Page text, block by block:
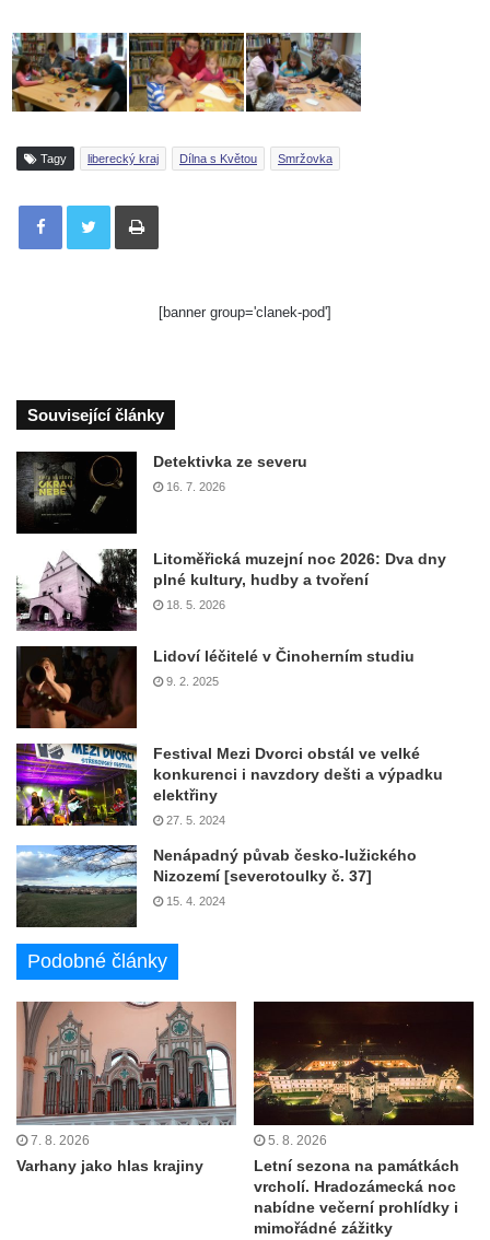
Tagy liberecký kraj Dílna s Květou Smržovka
Tisknout
[banner group='clanek-pod']
Související články
Detektivka ze severu
16. 7. 2026
Litoměřická muzejní noc 2026: Dva dny
plné kultury, hudby a tvoření
18. 5. 2026
Lidoví léčitelé v Činoherním studiu
9. 2. 2025
Festival Mezi Dvorci obstál ve velké
konkurenci i navzdory dešti a výpadku
elektřiny
27. 5. 2024
Nenápadný půvab česko-lužického
Nizozemí [severotoulky č. 37]
15. 4. 2024
Podobné články
7. 8. 2026
Varhany jako hlas krajiny
5. 8. 2026
Letní sezona na památkách
vrcholí. Hradozámecká noc
nabídne večerní prohlídky i
mimořádné zážitky